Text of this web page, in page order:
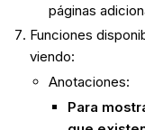
páginas
Funciones
viendo:
Anotaciones:
Para